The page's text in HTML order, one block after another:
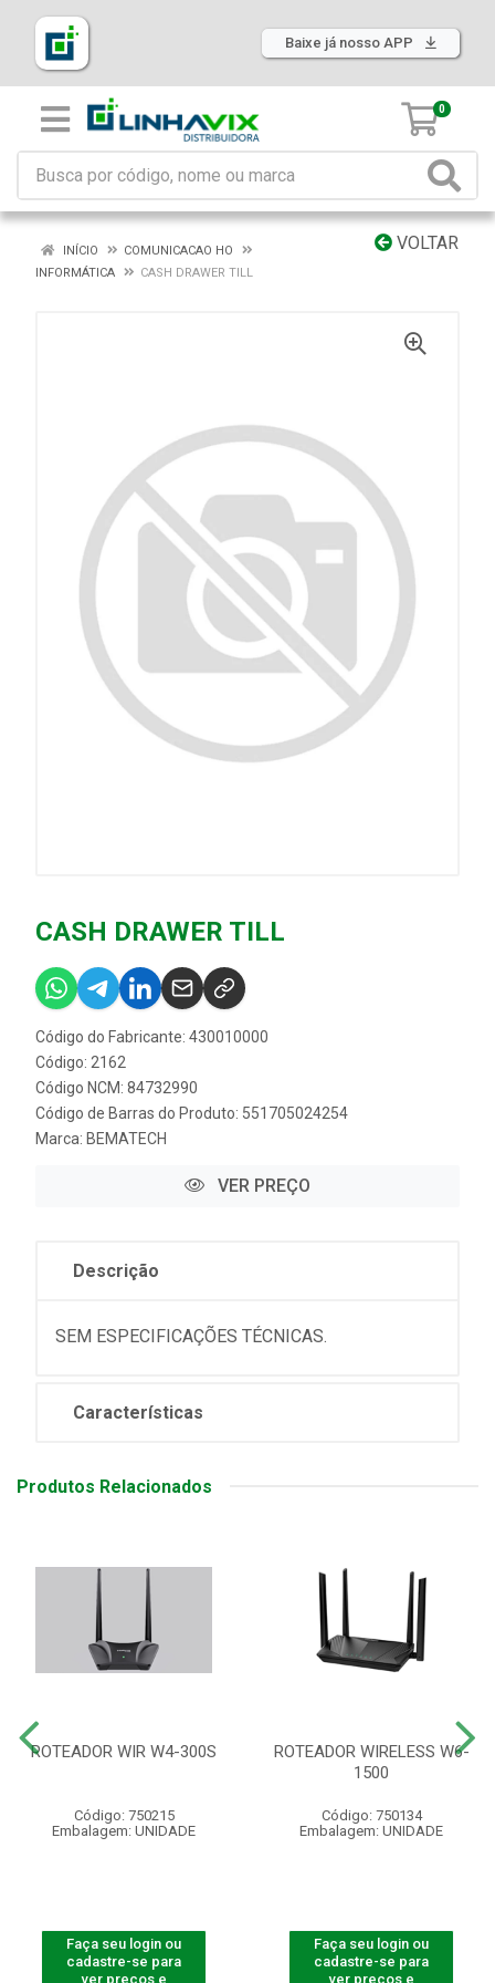
Baixe já nosso APP
0
VOLTAR
INÍCIO
COMUNICACAO HO
INFORMÁTICA
CASH DRAWER TILL
CASH DRAWER TILL
Código do Fabricante: 430010000
Código: 2162
Código NCM: 84732990
Código de Barras do Produto: 551705024254
Marca: BEMATECH
VER PREÇO
Descrição
SEM ESPECIFICAÇÕES TÉCNICAS.
Características
Produtos Relacionados
ROTEADOR WIR W4-300S
Código: 750215
Embalagem: UNIDADE
Faça seu login ou
cadastre-se para
ver preços e
ROTEADOR WIRELESS W6-
1500
Código: 750134
Embalagem: UNIDADE
Faça seu login ou
cadastre-se para
ver preços e